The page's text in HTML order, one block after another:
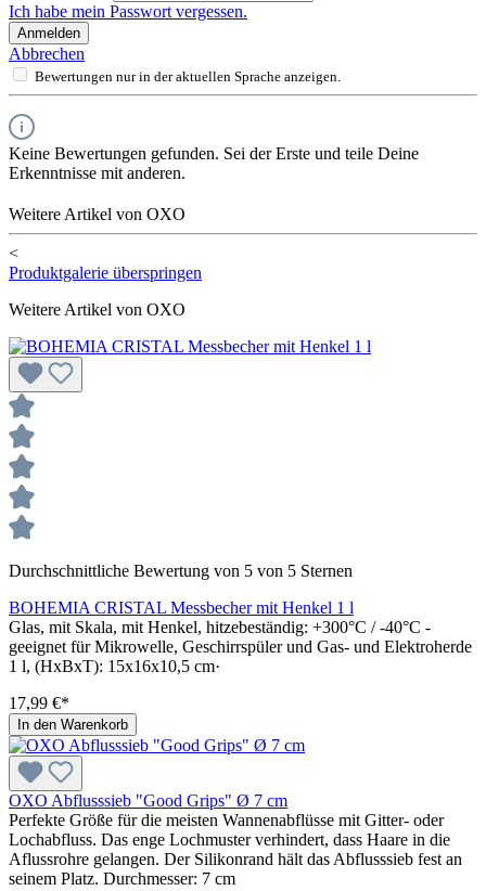
Ich habe mein Passwort vergessen.
Anmelden
Abbrechen
Bewertungen nur in der aktuellen Sprache anzeigen.
Keine Bewertungen gefunden. Sei der Erste und teile Deine
Erkenntnisse mit anderen.
Weitere Artikel von OXO
<
Produktgalerie überspringen
Weitere Artikel von OXO
Durchschnittliche Bewertung von 5 von 5 Sternen
BOHEMIA CRISTAL Messbecher mit Henkel 1 l
Glas, mit Skala, mit Henkel, hitzebeständig: +300°C / -40°C -
geeignet für Mikrowelle, Geschirrspüler und Gas- und Elektroherde
1 l, (HxBxT): 15x16x10,5 cm·
17,99 €*
In den Warenkorb
OXO Abflusssieb "Good Grips" Ø 7 cm
Perfekte Größe für die meisten Wannenabflüsse mit Gitter- oder
Lochabfluss. Das enge Lochmuster verhindert, dass Haare in die
Aflussrohre gelangen. Der Silikonrand hält das Abflusssieb fest an
seinem Platz. Durchmesser: 7 cm